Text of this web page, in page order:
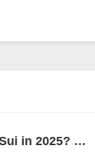
What are the zodiac signs for those who commit Tai Sui in 2025? Monkey people commit Tai Sui